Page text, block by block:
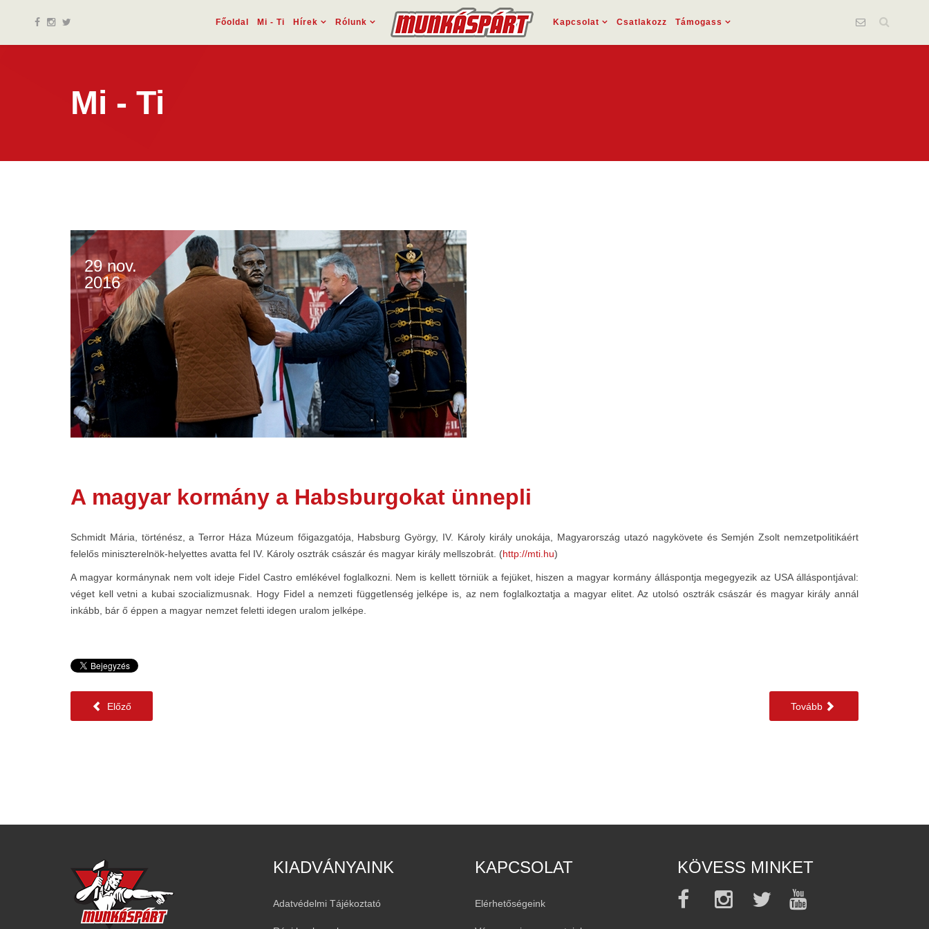
Főoldal Mi - Ti Hírek Rólunk Kapcsolat Csatlakozz Támogass
Mi - Ti
29 nov.
2016
A magyar kormány a Habsburgokat ünnepli
Schmidt Mária, történész, a Terror Háza Múzeum főigazgatója, Habsburg György, IV. Károly király unokája, Magyarország utazó nagykövete és Semjén Zsolt nemzetpolitikáért
felelős miniszterelnök-helyettes avatta fel IV. Károly osztrák császár és magyar király mellszobrát. (http://mti.hu)
A magyar kormánynak nem volt ideje Fidel Castro emlékével foglalkozni. Nem is kellett törniük a fejüket, hiszen a magyar kormány álláspontja megegyezik az USA álláspontjával:
véget kell vetni a kubai szocializmusnak. Hogy Fidel a nemzeti függetlenség jelképe is, az nem foglalkoztatja a magyar elitet. Az utolsó osztrák császár és magyar király annál
inkább, bár ő éppen a magyar nemzet feletti idegen uralom jelképe.
Előző Tovább
KIADVÁNYAINK
Adatvédelmi Tájékoztató
KAPCSOLAT
Elérhetőségeink
KÖVESS MINKET